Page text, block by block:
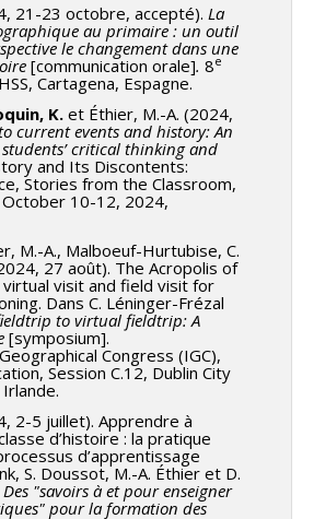
21-23 octobre, accepté). La
au primaire : un outil
le changement dans une
[communication orale]. 8e
Cartagena, Espagne.
K.et Éthier, M.-A. (2024,
current events and history: An
critical thinking and
and Its Discontents:
Stories from the Classroom,
October 10-12, 2024,
M.-A., Malboeuf-Hurtubise, C.
27 août). The Acropolis of
virtual visit and field visit for
Dans C. Léninger-Frézal
to virtual fieldtrip: A
[symposium].
Congress (IGC),
Session C.12, Dublin City
2-5 juillet). Apprendre à
d’histoire : la pratique
d’apprentissage
S. Doussot, M.-A. Éthier et D.
Des "savoirs à et pour enseigner
pour la formation des